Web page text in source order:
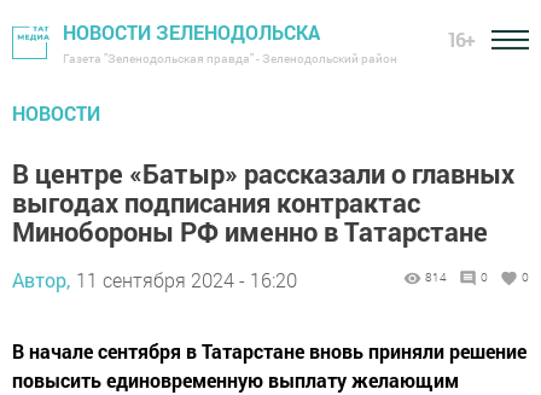
НОВОСТИ ЗЕЛЕНОДОЛЬСКА
Газета "Зеленодольская правда" - Зеленодольский район
16+
НОВОСТИ
В центре «Батыр» рассказали о главных
выгодах подписания контрактас
Минобороны РФ именно в Татарстане
Автор, 11 сентября 2024 - 16:20 814 0 0
В начале сентября в Татарстане вновь приняли решение
повысить единовременную выплату желающим